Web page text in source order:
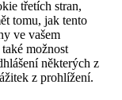
třetích stran,
tomu, jak tento
ve vašem
možnost
některých z
z prohlížení.